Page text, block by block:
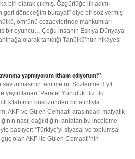
biri olarak çıkmış. Özgürlüğe ilk adımı
geri döneceğim buraya!” diye bir söz vermiş
ömrünü cezaevlerinde mahkumları
bir oyuncu… Çoğu insanın Eşkıya Dünyaya
olarak tanıdığı Tanülkü’nün hikayesi
yapmıyorum itham ediyorum!”
savunmasının tam metni: Sözlerime 3 yıl
yayımlanan ‘Paralel Yürüdük Biz Bu
kitabımın önsözünden bir alıntıyla
AKP ve Gülen Cemaati arasındaki mafyatik
nasıl dağıldığını anlatan bu inceleme-
başlıyor: “Türkiye’yi siyasal ve toplumsal
olan AKP ile Gülen Cemaati’nin